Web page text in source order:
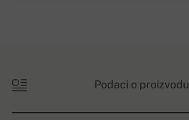
Podaci o proizvodu